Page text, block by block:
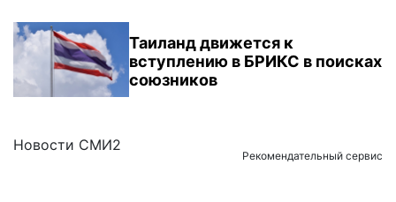
Таиланд движется к
вступлению в БРИКС в поисках
союзников
Новости СМИ2
Рекомендательный сервис